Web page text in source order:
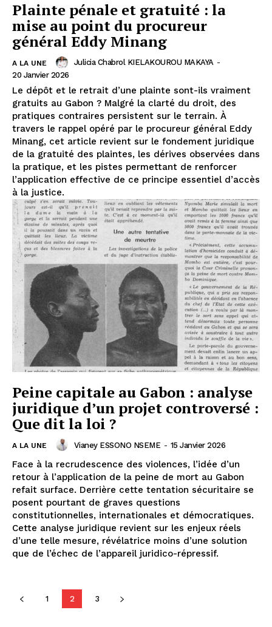
Plainte pénale et gratuité : la
mise au point du procureur
général Eddy Minang
A LA UNE Julicia Chabrol KIELAKOUROU MAKAYA -
20 Janvier 2026
Le dépôt et le retrait d’une plainte sont-ils vraiment
gratuits au Gabon ? Malgré la clarté du droit, des
pratiques contraires persistent sur le terrain. À
travers le rappel opéré par le procureur général Eddy
Minang, cet article revient sur le fondement juridique
de la gratuité des plaintes, les dérives observées dans
la pratique, et les pistes permettant de renforcer
l’application effective de ce principe essentiel d’accès
à la justice.
Peine capitale au Gabon : analyse
juridique d’un projet controversé :
Que dit la loi ?
A LA UNE Vianey ESSONO NSEME - 15 Janvier 2026
Face à la recrudescence des violences, l’idée d’un
retour à l’application de la peine de mort au Gabon
refait surface. Derrière cette tentation sécuritaire se
posent pourtant de graves questions
constitutionnelles, internationales et démocratiques.
Cette analyse juridique revient sur les enjeux réels
d’une telle mesure, révélatrice moins d’une solution
que de l’échec de l’appareil juridico-répressif.
1 2 3